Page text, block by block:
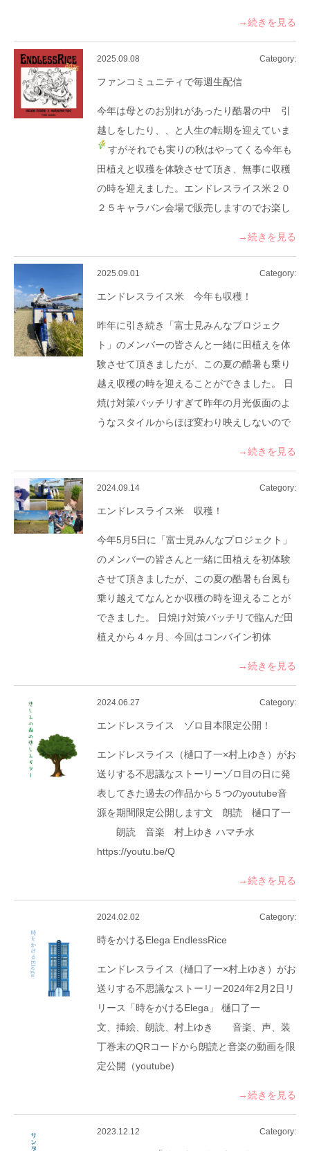
→続きを見る
2025.09.08 Category:
ファンコミュニティで毎週生配信
今年は母とのお別れがあったり酷暑の中 引
越しをしたり、、と人生の転期を迎えていま
すがそれでも実りの秋はやってくる今年も
田植えと収穫を体験させて頂き、無事に収穫
の時を迎えました。エンドレスライス米２０
２５キャラバン会場で販売しますのでお楽し
→続きを見る
2025.09.01 Category:
エンドレスライス米 今年も収穫！
昨年に引き続き「富士見みんなプロジェク
ト」のメンバーの皆さんと一緒に田植えを体
験させて頂きましたが、この夏の酷暑も乗り
越え収穫の時を迎えることができました。 日
焼け対策バッチリすぎて昨年の月光仮面のよ
うなスタイルからほぼ変わり映えしないので
→続きを見る
2024.09.14 Category:
エンドレスライス米 収穫！
今年5月5日に「富士見みんなプロジェクト」
のメンバーの皆さんと一緒に田植えを初体験
させて頂きましたが、この夏の酷暑も台風も
乗り越えてなんとか収穫の時を迎えることが
できました。 日焼け対策バッチリで臨んだ田
植えから４ヶ月、今回はコンバイン初体
→続きを見る
2024.06.27 Category:
エンドレスライス ゾロ目本限定公開！
エンドレスライス（樋口了一×村上ゆき）がお
送りする不思議なストーリーゾロ目の日に発
表してきた過去の作品から５つのyoutube音
源を期間限定公開します文 朗読 樋口了一
朗読 音楽 村上ゆき ハマチ水
https://youtu.be/Q
→続きを見る
2024.02.02 Category:
時をかけるElega EndlessRice
エンドレスライス（樋口了一×村上ゆき）がお
送りする不思議なストーリー2024年2月2日リ
リース「時をかけるElega」 樋口了一
文、挿絵、朗読、村上ゆき 音楽、声、装
丁巻末のQRコードから朗読と音楽の動画を限
定公開（youtube)
→続きを見る
2023.12.12 Category: